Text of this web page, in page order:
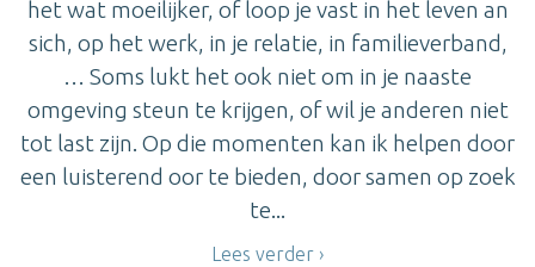
het wat moeilijker, of loop je vast in het leven an
sich, op het werk, in je relatie, in familieverband,
… Soms lukt het ook niet om in je naaste
omgeving steun te krijgen, of wil je anderen niet
tot last zijn. Op die momenten kan ik helpen door
een luisterend oor te bieden, door samen op zoek
te...
Lees verder